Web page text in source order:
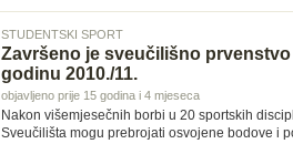
STUDENTSKI SPORT
Završeno je sveučilišno
godinu 2010./11.
objavljeno prije 15 godina i 4 mjeseca
Nakon višemjesečnih borbi u 20 sportskih
Sveučilišta mogu prebrojati osvojene bodove i